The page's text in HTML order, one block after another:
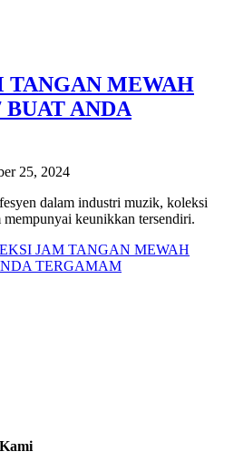
TANGAN MEWAH
ANDA
25, 2024
dalam industri muzik, koleksi
keunikkan tersendiri.
JAM TANGAN MEWAH
TERGAMAM